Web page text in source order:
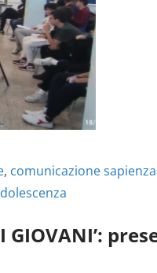
, comunicazione
GIOVANI’: